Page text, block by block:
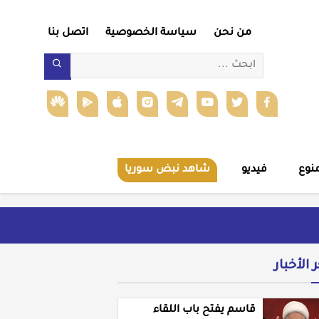
من نحن سياسة الخصوصية اتصل بنا
فيديو شاهد نبض سوريا
الأخبار
قاسم يفتح باب اللقاء